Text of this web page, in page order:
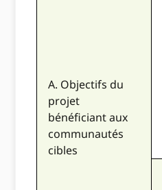
A. Objectifs du
projet
bénéficiant aux
communautés
cibles